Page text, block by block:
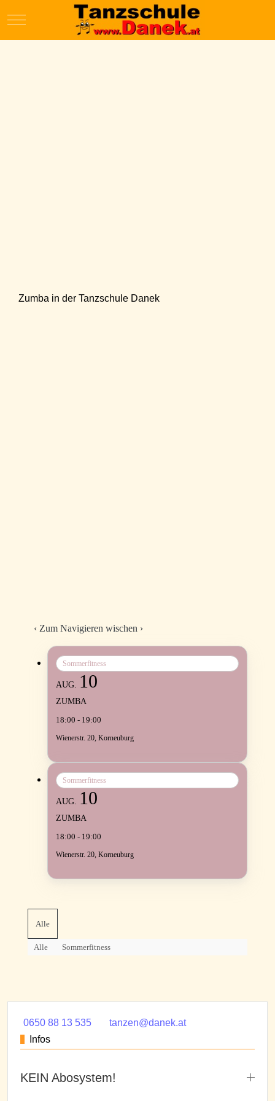
Mobile Menu Toggle
Zumba in der Tanzschule Danek
Alle
Alle Sommerfitness
Sommerfitness
AUG. 10
ZUMBA
18:00 - 19:00
Wienerstr. 20, Korneuburg
Sommerfitness
AUG. 10
ZUMBA
18:00 - 19:00
Wienerstr. 20, Korneuburg
‹ Zum Navigieren wischen ›
0650 88 13 535
tanzen@danek.at
Infos
KEIN Abosystem!